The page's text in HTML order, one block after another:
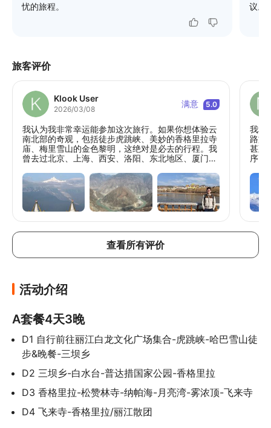
忧的旅程。
议。
旅客评价
Klook User
2026/03/08 满意 5.0
我认为我非常幸运能参加这次旅行。如果你想体验云
南北部的奇观，包括徒步虎跳峡、美妙的香格里拉寺
庙、梅里雪山的金色黎明，这绝对是必去的行程。我
曾去过北京、上海、西安、洛阳、东北地区、厦门和
旅行。我也非常感谢旅行组织者在有限的预算内安排
了非常好的酒店。我可以用我有限的中文与导游交
流，所以最好提前确认你是否会有一位讲英语的导游
或同行者。但我认为如果你有微信账号，无论如何你
我和
路旅
甚至
序，
的一
酒店
于只
划。
查看所有评价
活动介绍
A套餐4天3晚
D1 自行前往丽江白龙文化广场集合-虎跳峡-哈巴雪山徒
步&晚餐-三坝乡
D2 三坝乡-白水台-普达措国家公园-香格里拉
D3 香格里拉-松赞林寺-纳帕海-月亮湾-雾浓顶-飞来寺
D4 飞来寺-香格里拉/丽江散团